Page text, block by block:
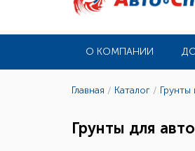
О КОМПАНИИ
Главная / Каталог /
Грунты для